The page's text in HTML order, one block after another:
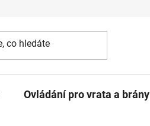
Ovládání pro vrata a brány